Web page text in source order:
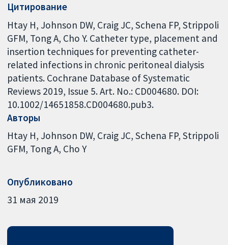
Цитирование
Htay H, Johnson DW, Craig JC, Schena FP, Strippoli
GFM, Tong A, Cho Y. Catheter type, placement and
insertion techniques for preventing catheter-
related infections in chronic peritoneal dialysis
patients. Cochrane Database of Systematic
Reviews 2019, Issue 5. Art. No.: CD004680. DOI:
10.1002/14651858.CD004680.pub3.
Авторы
Htay H Johnson DW Craig JC Schena FP Strippoli
GFM Tong A Cho Y
Опубликовано
31 мая 2019